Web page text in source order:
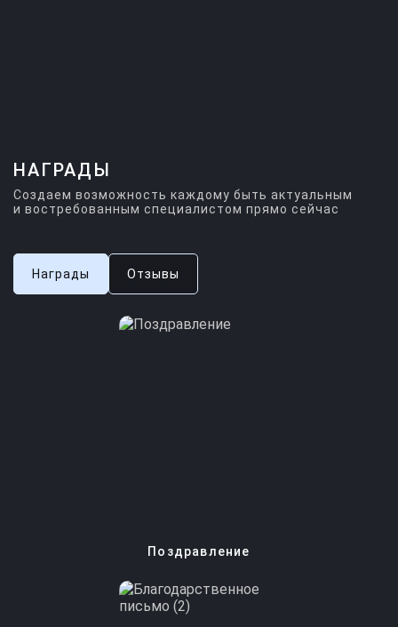
НАГРАДЫ
Создаем возможность каждому быть актуальным
и востребованным специалистом прямо сейчас
Награды Отзывы
Поздравление
+7 (4872) 73-10-30
+7 (800) 505-59-64
tula2@ecoips.ru